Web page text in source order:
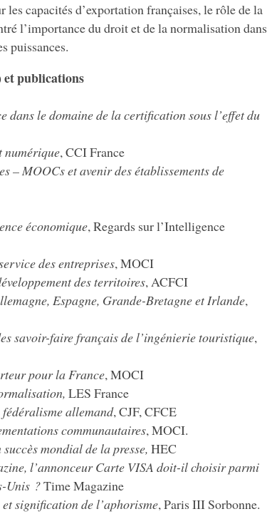
les capacités d’exportation françaises, le rôle de la
l’importance du droit et de la normalisation dans
puissances.
et publications
dans le domaine de la certification sous l’effet du
numérique, CCI France
– MOOCs et avenir des établissements de
économique, Regards sur l’Intelligence
des entreprises, MOCI
des territoires, ACFCI
Espagne, Grande-Bretagne et Irlande,
savoir-faire français de l’ingénierie touristique,
pour la France, MOCI
LES France
allemand, CJF, CFCE
communautaires, MOCI.
mondial de la presse, HEC
l’annonceur Carte VISA doit-il choisir parmi
Unis ?Time Magazine
signification de l’aphorisme, Paris III Sorbonne.